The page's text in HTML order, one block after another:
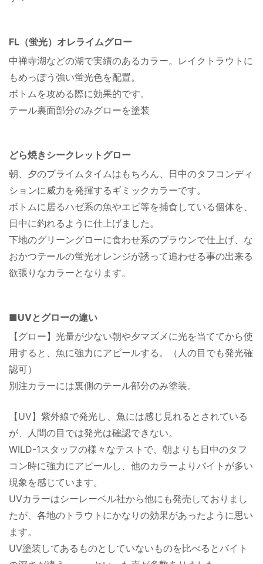
FL（蛍光）オレライムグロー
中禅寺湖などの湖で実績のあるカラー。レイクトラウトに
もめっぽう強い蛍光色を配置。
ボトムを攻める際に効果的です。
テール裏面部分のみグローを塗装
どら焼きシークレットグロー
朝、夕のプライムタイムはもちろん、日中のタフコンディ
ションに威力を発揮するギミックカラーです。
ボトムに居るハゼ系の魚やエビ等を捕食している個体を、
日中に釣れるように仕上げました。
下地のグリーングローに食わせ系のブラウンで仕上げ、な
おかつテールの蛍光オレンジが誘って追わせる事の出来る
欲張りなカラーとなります。
■UVとグローの違い
【グロー】光量が少ない朝や夕マズメに光を当ててから使
用すると、魚に強力にアピールする。（人の目でも発光確
認可）
別注カラーには裏側のテール部分のみ塗装。
【UV】紫外線で発光し、魚には感じ見れるとされている
が、人間の目では発光は確認できない。
WILD-1スタッフの様々なテストで、朝よりも日中のタフ
コン時に強力にアピールし、他のカラーよりバイトが多い
現象を感じています。
UVカラーはシーレーベル社から他にも発売しておりまし
たが、各地のトラウトにかなりの効果があったように思い
ます。
UV塗装してあるものとしていないものを比べるとバイト